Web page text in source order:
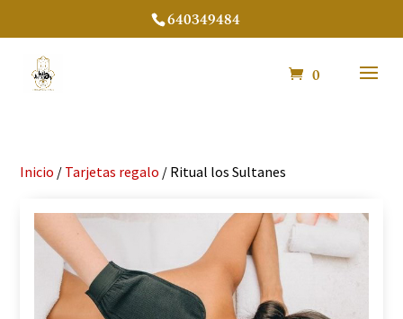
640349484
0
Inicio / Tarjetas regalo / Ritual los Sultanes